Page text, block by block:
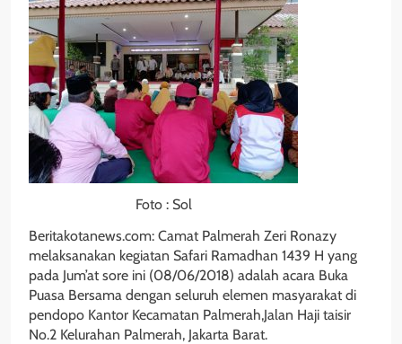
Foto : Sol
Beritakotanews.com: Camat Palmerah Zeri Ronazy
melaksanakan kegiatan Safari Ramadhan 1439 H yang
pada Jum’at sore ini (08/06/2018) adalah acara Buka
Puasa Bersama dengan seluruh elemen masyarakat di
pendopo Kantor Kecamatan Palmerah,Jalan Haji taisir
No.2 Kelurahan Palmerah, Jakarta Barat.